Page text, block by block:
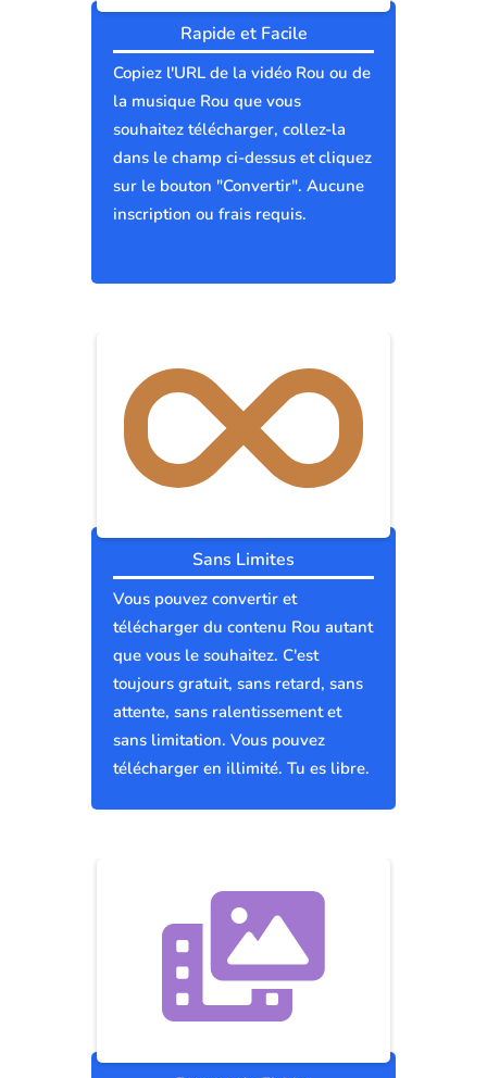
Rapide et Facile
Copiez l'URL de la vidéo Rou ou de
la musique Rou que vous
souhaitez télécharger, collez-la
dans le champ ci-dessus et cliquez
sur le bouton "Convertir". Aucune
inscription ou frais requis.
Sans Limites
Vous pouvez convertir et
télécharger du contenu Rou autant
que vous le souhaitez. C'est
toujours gratuit, sans retard, sans
attente, sans ralentissement et
sans limitation. Vous pouvez
télécharger en illimité. Tu es libre.